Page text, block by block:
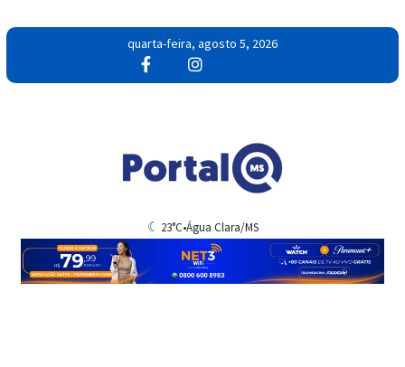
quarta-feira, agosto 5, 2026
☾ 23°C•Água Clara/MS